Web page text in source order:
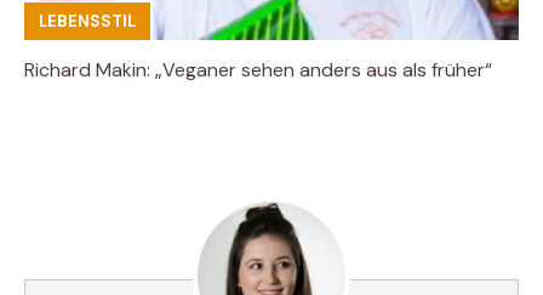
LEBENSSTIL
Richard Makin: „Veganer sehen anders aus als früher“